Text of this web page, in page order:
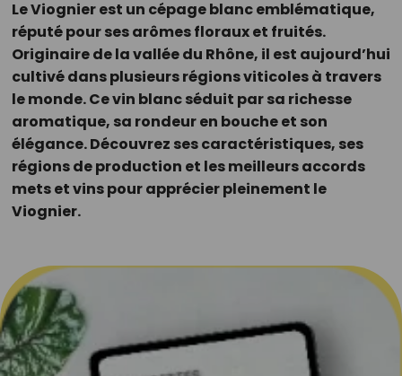
Le Viognier est un cépage blanc emblématique,
réputé pour ses arômes floraux et fruités.
Originaire de la vallée du Rhône, il est aujourd’hui
cultivé dans plusieurs régions viticoles à travers
le monde. Ce vin blanc séduit par sa richesse
aromatique, sa rondeur en bouche et son
élégance. Découvrez ses caractéristiques, ses
régions de production et les meilleurs accords
mets et vins pour apprécier pleinement le
Viognier.